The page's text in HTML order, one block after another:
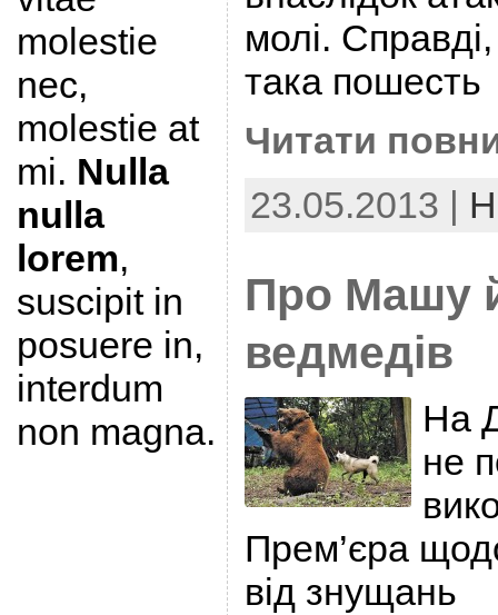
molestie
nec,
molestie at
mi. Nulla
nulla
lorem,
suscipit in
posuere in,
interdum
non magna.
молі.
така пошесть
Читати
23.05.2013 |
Про Машу
ведмедів
На
не
Прем’єра
від знущань